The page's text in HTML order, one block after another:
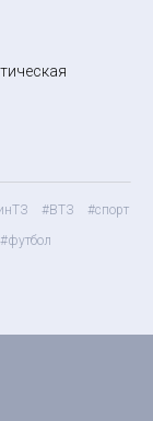
#ВТЗ
#спорт
#футбол